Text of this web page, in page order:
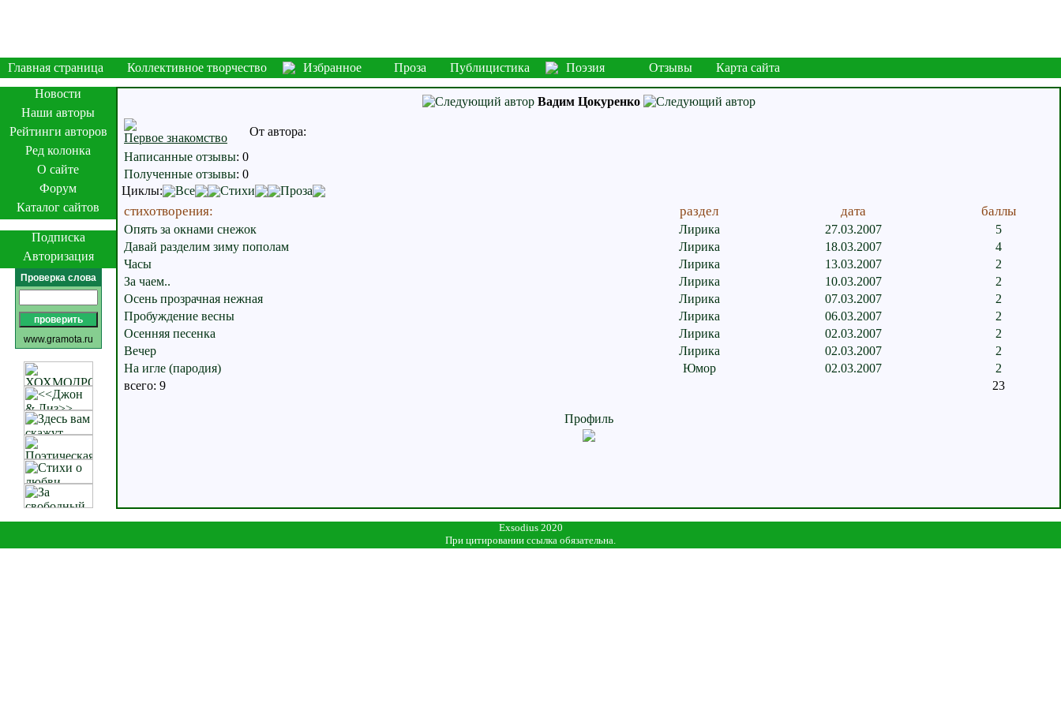
Главная страница Коллективное творчество Избранное Проза Публицистика Поэзия Отзывы
Карта сайта
Новости
Наши авторы
Рейтинги авторов
Ред колонка
О сайте
Форум
Каталог сайтов
Подписка
Авторизация
Проверка слова
www.gramota.ru
Вадим Цокуренко
Первое знакомство
От автора:
Написанные отзывы: 0
Полученные отзывы: 0
Циклы:
Все Стихи Проза
стихотворения: раздел дата баллы
Опять за окнами снежок Лирика 27.03.2007
5
Давай разделим зиму пополам
Лирика 18.03.2007
4
Часы
Лирика 13.03.2007
2
За чаем..
Лирика 10.03.2007
2
Осень прозрачная нежная
Лирика 07.03.2007
2
Пробуждение весны
Лирика 06.03.2007
2
Осенняя песенка
Лирика 02.03.2007
2
Вечер
Лирика 02.03.2007
2
На игле (пародия)
Юмор 02.03.2007
2
всего: 9
23
Профиль
Exsodius 2020
При цитировании ссылка обязательна.